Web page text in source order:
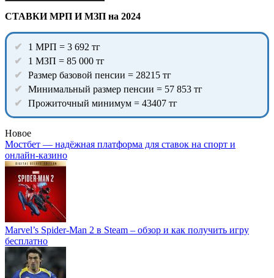
СТАВКИ МРП И МЗП на 2024
1 МРП = 3 692 тг
1 МЗП = 85 000 тг
Размер базовой пенсии = 28215 тг
Минимальный размер пенсии = 57 853 тг
Прожиточный минимум = 43407 тг
Новое
Мостбет — надёжная платформа для ставок на спорт и
онлайн-казино
Marvel’s Spider-Man 2 в Steam – обзор и как получить игру
бесплатно